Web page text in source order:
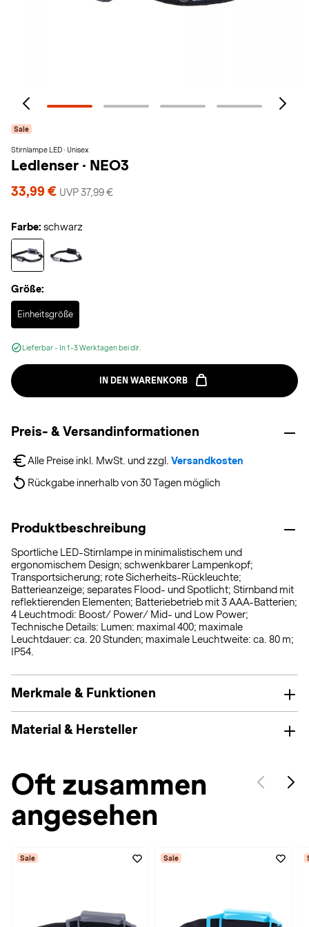
Sale
Stirnlampe LED · Unisex
Ledlenser · NEO3
33,99 € UVP 37,99 €
Farbe: schwarz
Größe:
Einheitsgröße
Selected
Lieferbar - In 1-3 Werktagen bei dir.
IN DEN WARENKORB
Preis- & Versandinformationen
Alle Preise inkl. MwSt. und zzgl. Versandkosten
Rückgabe innerhalb von 30 Tagen möglich
Produktbeschreibung
Sportliche LED-Stirnlampe in minimalistischem und
ergonomischem Design; schwenkbarer Lampenkopf;
Transportsicherung; rote Sicherheits-Rückleuchte;
Batterieanzeige; separates Flood- und Spotlicht; Stirnband mit
reflektierenden Elementen; Batteriebetrieb mit 3 AAA-Batterien;
4 Leuchtmodi: Boost/ Power/ Mid- und Low Power;
Technische Details: Lumen: maximal 400; maximale
Leuchtdauer: ca. 20 Stunden; maximale Leuchtweite: ca. 80 m;
IP54.
Merkmale & Funktionen
Material & Hersteller
Oft zusammen
angesehen
Sale Sale